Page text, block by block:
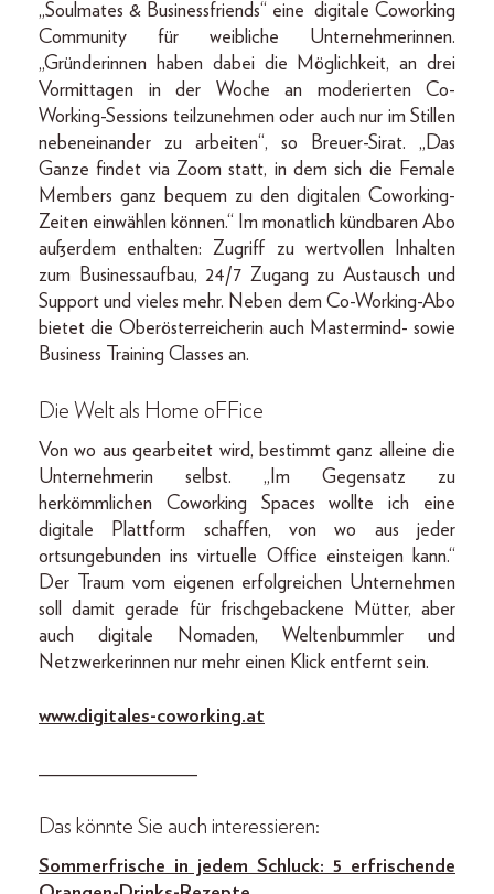
„Soulmates & Businessfriends“ eine digitale Coworking
Community für weibliche Unternehmerinnen.
„Gründerinnen haben dabei die Möglichkeit, an drei
Vormittagen in der Woche an moderierten Co-
Working-Sessions teilzunehmen oder auch nur im Stillen
nebeneinander zu arbeiten“, so Breuer-Sirat. „Das
Ganze findet via Zoom statt, in dem sich die Female
Members ganz bequem zu den digitalen Coworking-
Zeiten einwählen können.“ Im monatlich kündbaren Abo
außerdem enthalten: Zugriff zu wertvollen Inhalten
zum Businessaufbau, 24/7 Zugang zu Austausch und
Support und vieles mehr. Neben dem Co-Working-Abo
bietet die Oberösterreicherin auch Mastermind- sowie
Business Training Classes an.
Die Welt als Home oFFice
Von wo aus gearbeitet wird, bestimmt ganz alleine die
Unternehmerin selbst. „Im Gegensatz zu
herkömmlichen Coworking Spaces wollte ich eine
digitale Plattform schaffen, von wo aus jeder
ortsungebunden ins virtuelle Office einsteigen kann.“
Der Traum vom eigenen erfolgreichen Unternehmen
soll damit gerade für frischgebackene Mütter, aber
auch digitale Nomaden, Weltenbummler und
Netzwerkerinnen nur mehr einen Klick entfernt sein.
www.digitales-coworking.at
________________
Das könnte Sie auch interessieren:
Sommerfrische in jedem Schluck: 5 erfrischende